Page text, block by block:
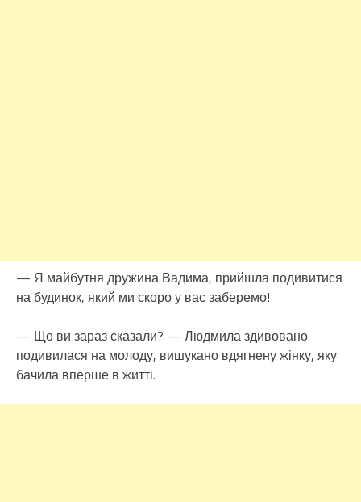
— Я майбутня дружина Вадима, прийшла подивитися
на будинок, який ми скоро у вас заберемо!
— Що ви зараз сказали? — Людмила здивовано
подивилася на молоду, вишукано вдягнену жінку, яку
бачила вперше в житті.